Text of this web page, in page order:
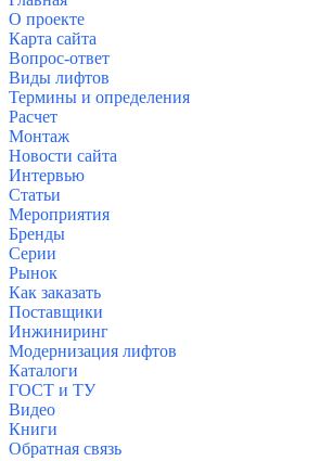
О проекте
Карта сайта
Вопрос-ответ
Виды лифтов
Термины и определения
Расчет
Монтаж
Новости сайта
Интервью
Статьи
Мероприятия
Бренды
Серии
Рынок
Как заказать
Поставщики
Инжиниринг
Модернизация лифтов
Каталоги
ГОСТ и ТУ
Видео
Книги
Обратная связь